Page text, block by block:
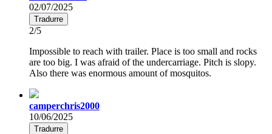
02/07/2025
Tradurre
2/5
Impossible to reach with trailer. Place is too small and rocks
are too big. I was afraid of the undercarriage. Pitch is slopy.
Also there was enormous amount of mosquitos.
camperchris2000
10/06/2025
Tradurre